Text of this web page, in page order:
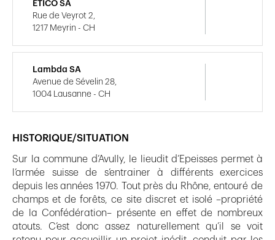
HISTORIQUE/SITUATION
Sur la commune d’Avully, le lieudit d’Epeisses permet à
l’armée suisse de s’entrainer à différents exercices
depuis les années 1970. Tout près du Rhône, entouré de
champs et de forêts, ce site discret et isolé –propriété
de la Confédération– présente en effet de nombreux
atouts. C’est donc assez naturellement qu’il se voit
ETICO SA
Rue de Veyrot 2,
1217 Meyrin - CH
Lambda SA
Avenue de Sévelin 28,
1004 Lausanne - CH